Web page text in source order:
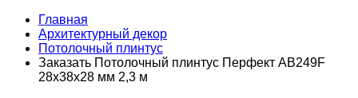
Главная
Архитектурный декор
Потолочный плинтус
Заказать Потолочный плинтус Перфект AB249F
28х38х28 мм 2,3 м